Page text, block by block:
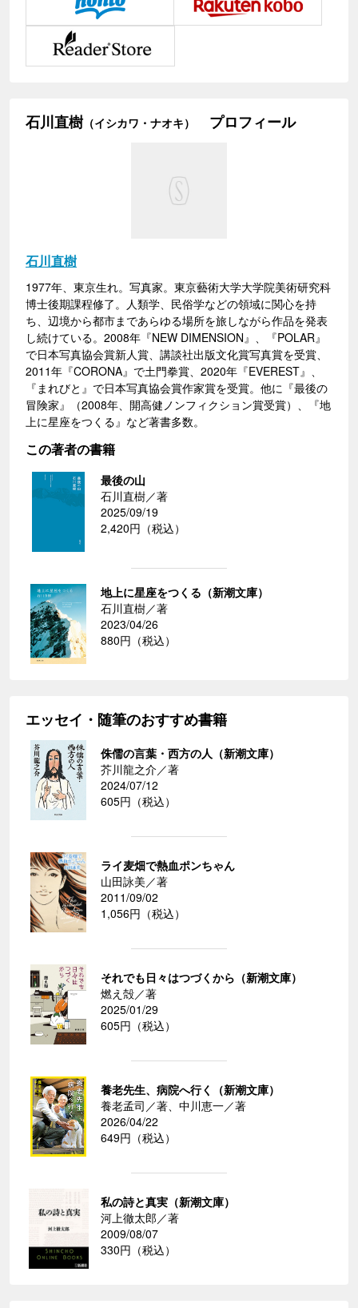
石川直樹（イシカワ・ナオキ） プロフィール
石川直樹
1977年、東京生れ。写真家。東京藝術大学大学院美術研究科
博士後期課程修了。人類学、民俗学などの領域に関心を持
ち、辺境から都市まであらゆる場所を旅しながら作品を発表
し続けている。2008年『NEW DIMENSION』、『POLAR』
で日本写真協会賞新人賞、講談社出版文化賞写真賞を受賞、
2011年『CORONA』で土門拳賞、2020年『EVEREST』、
『まれびと』で日本写真協会賞作家賞を受賞。他に『最後の
冒険家』（2008年、開高健ノンフィクション賞受賞）、『地
上に星座をつくる』など著書多数。
この著者の書籍
最後の山
石川直樹／著
2025/09/19
2,420円（税込）
地上に星座をつくる（新潮文庫）
石川直樹／著
2023/04/26
880円（税込）
エッセイ・随筆のおすすめ書籍
侏儒の言葉・西方の人（新潮文庫）
芥川龍之介／著
2024/07/12
605円（税込）
ライ麦畑で熱血ポンちゃん
山田詠美／著
2011/09/02
1,056円（税込）
それでも日々はつづくから（新潮文庫）
燃え殻／著
2025/01/29
605円（税込）
養老先生、病院へ行く（新潮文庫）
養老孟司／著、中川恵一／著
2026/04/22
649円（税込）
私の詩と真実（新潮文庫）
河上徹太郎／著
2009/08/07
330円（税込）